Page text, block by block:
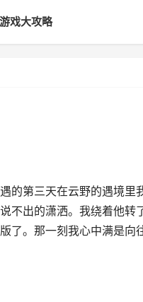
游戏大攻略
的第三天在云野的遇境
不出的潇洒。我绕着他
了。那一刻我心中满是